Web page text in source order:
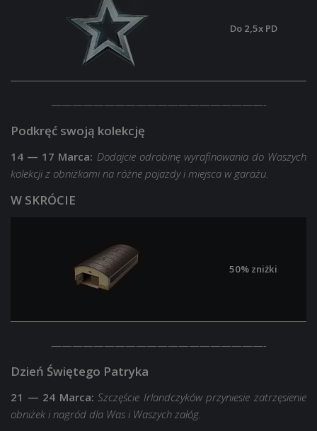
Do 2,5x PD
————————————————————-
Podkręć swoją kolekcję
14 — 17 Marca: Dodajcie odrobinę wyrafinowania do Waszych
kolekcji z obniżkami na różne pojazdy i miejsca w garażu.
W SKRÓCIE
50% zniżki
————————————————————-
Dzień Świętego Patryka
21 — 24 Marca: Szczęście Irlandczyków przyniesie zatrzęsienie
obniżek i nagród dla Was i Waszych załóg.